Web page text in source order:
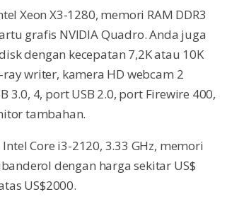
Xeon X3-1280, memori RAM DDR3
grafis NVIDIA Quadro. Anda juga
dengan kecepatan 7,2K atau 10K
writer, kamera HD webcam 2
3.0, 4, port USB 2.0, port Firewire 400,
tambahan.
Core i3-2120, 3.33 GHz, memori
dengan harga sekitar US$
US$2000.